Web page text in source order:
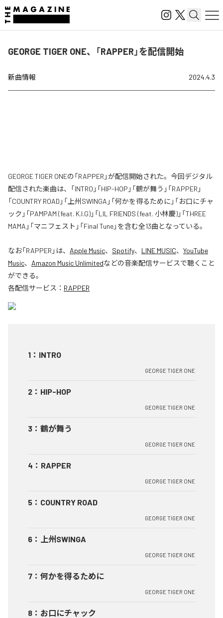
GEORGE TIGER ONE、「RAPPER」を配信開始
新曲情報 2024.4.3
GEORGE TIGER ONEの「RAPPER」が配信開始された。今回デジタル
配信された楽曲は、「INTRO」「HIP-HOP」「鶴が舞う」「RAPPER」
「COUNTRY ROAD」「上州SWINGA」「何かを得るために」「お口にチャ
ック」「PAMPAM (feat. K.I.G)」「LIL FRIENDS (feat. 小林慶)」「THREE
MAMA」「マニフェスト」「Final Tune」を含む全13曲となっている。
なお「RAPPER 」は、 Apple Music、 Spotify、 LINE MUSIC、 YouTube
Music、 Amazon Music Unlimitedなどの音楽配信サービスで聴くこと
ができる。
各配信サービス： RAPPER
1 ： INTRO
GEORGE TIGER ONE
2 ： HIP-HOP
GEORGE TIGER ONE
3 ： 鶴が舞う
GEORGE TIGER ONE
4 ： RAPPER
GEORGE TIGER ONE
5 ： COUNTRY ROAD
GEORGE TIGER ONE
6 ： 上州SWINGA
GEORGE TIGER ONE
7 ： 何かを得るために
GEORGE TIGER ONE
8 ： お口にチャック